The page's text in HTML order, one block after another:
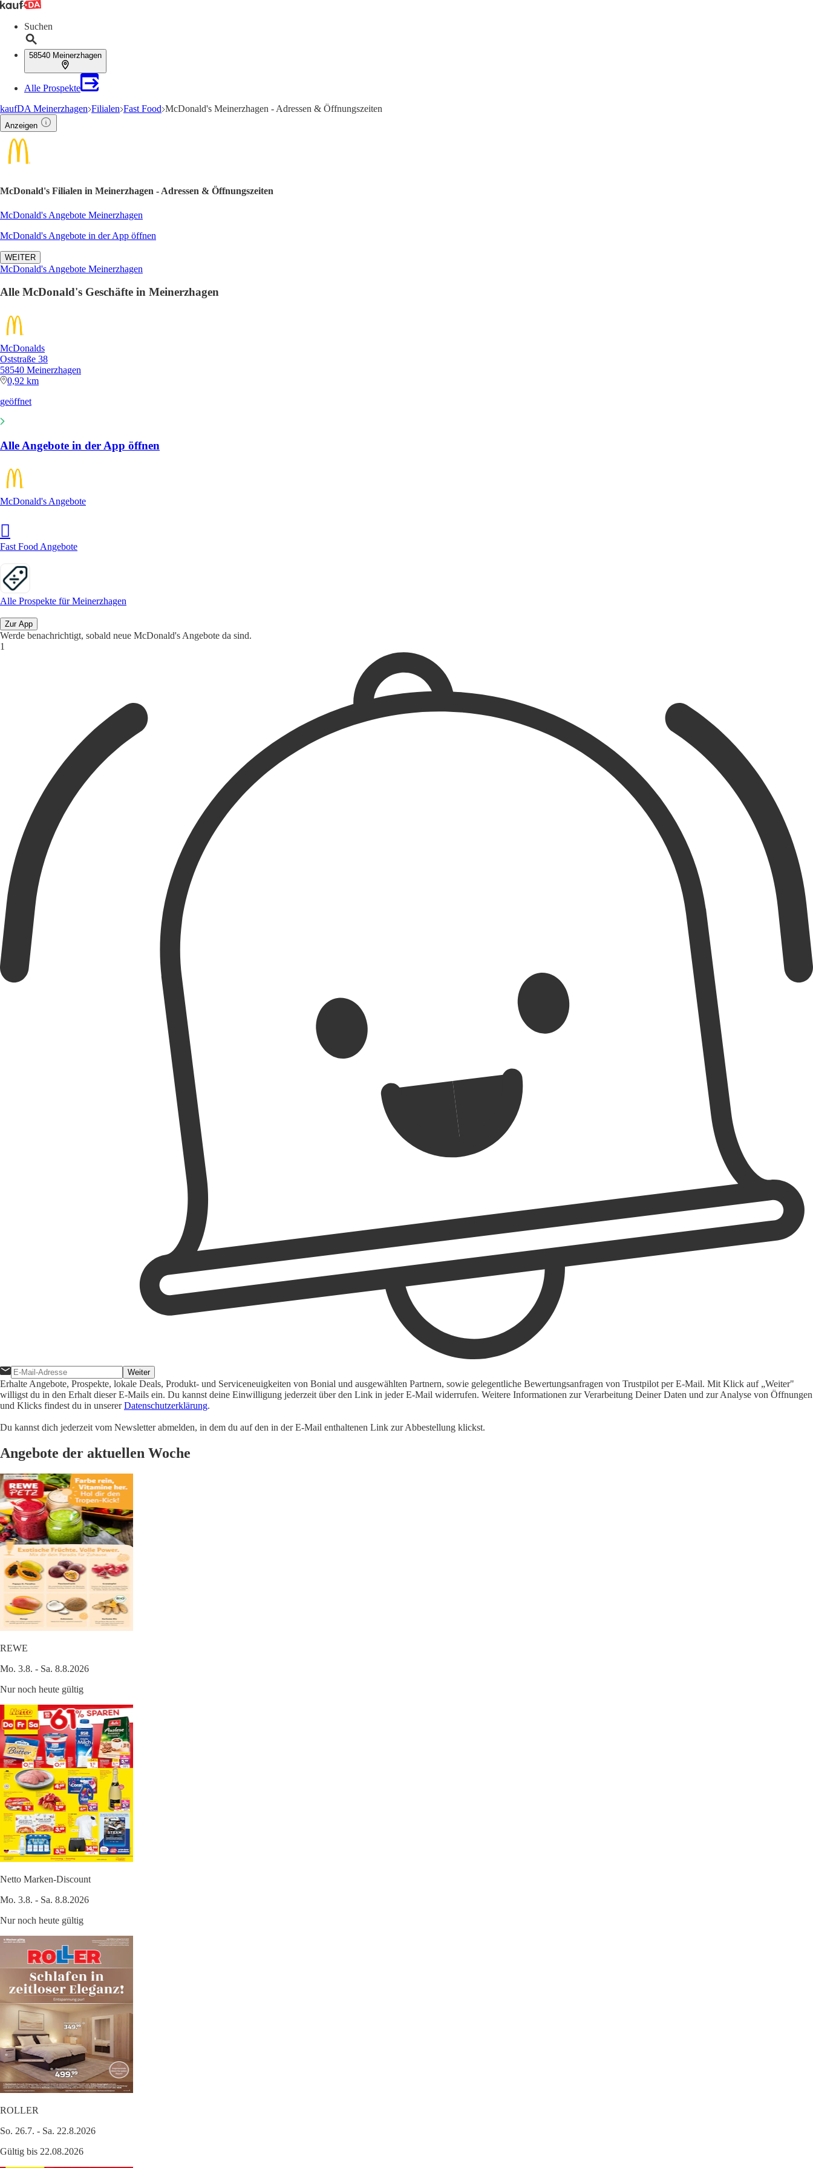
Suchen
58540 Meinerzhagen
Alle Prospekte
kaufDA Meinerzhagen Filialen Fast Food McDonald's Meinerzhagen - Adressen & Öffnungszeiten
Anzeigen
McDonald's Filialen in Meinerzhagen - Adressen & Öffnungszeiten
McDonald's Angebote Meinerzhagen
McDonald's Angebote in der App öffnen
WEITER
McDonald's Angebote Meinerzhagen
Alle McDonald's Geschäfte in Meinerzhagen
McDonalds
Oststraße 38
58540 Meinerzhagen
0,92 km
geöffnet
Alle Angebote in der App öffnen
McDonald's Angebote
Fast Food Angebote
Alle Prospekte für Meinerzhagen
Zur App
Werde benachrichtigt, sobald neue McDonald's Angebote da sind.
Weiter
Erhalte Angebote, Prospekte, lokale Deals, Produkt- und Serviceneuigkeiten von Bonial und ausgewählten Partnern, sowie gelegentliche Bewertungsanfragen von Trustpilot per E-Mail. Mit Klick auf „Weiter"
willigst du in den Erhalt dieser E-Mails ein. Du kannst deine Einwilligung jederzeit über den Link in jeder E-Mail widerrufen. Weitere Informationen zur Verarbeitung Deiner Daten und zur Analyse von Öffnungen
und Klicks findest du in unsererDatenschutzerklärung.
Du kannst dich jederzeit vom Newsletter abmelden, in dem du auf den in der E-Mail enthaltenen Link zur Abbestellung klickst.
Angebote der aktuellen Woche
REWE
Mo. 3.8. - Sa. 8.8.2026
Nur noch heute gültig
Netto Marken-Discount
Mo. 3.8. - Sa. 8.8.2026
Nur noch heute gültig
ROLLER
So. 26.7. - Sa. 22.8.2026
Gültig bis 22.08.2026